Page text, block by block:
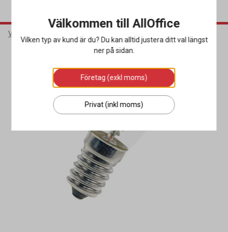
Varumärken
Välkommen till AllOffice
Vilken typ av kund är du? Du kan alltid justera ditt val längst
ner på sidan.
Företag (exkl moms)
Privat (inkl moms)